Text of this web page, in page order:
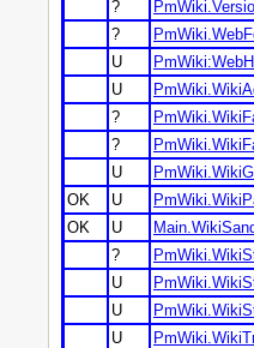
?
?
U
U
?
?
U
OK
U
OK
U
?
U
U
U